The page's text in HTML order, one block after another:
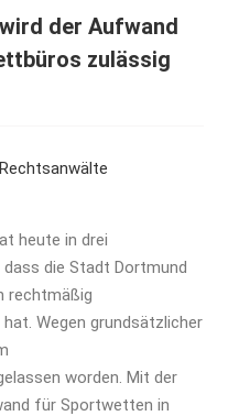
der Aufwand
zulässig
heute in drei
die Stadt Dortmund
rechtmäßig
Wegen grundsätzlicher
worden. Mit der
für Sportwetten in